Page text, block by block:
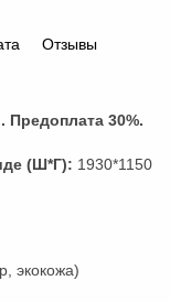
Отзывы
Предоплата 30%.
(Ш*Г): 1930*1150
экокожа)